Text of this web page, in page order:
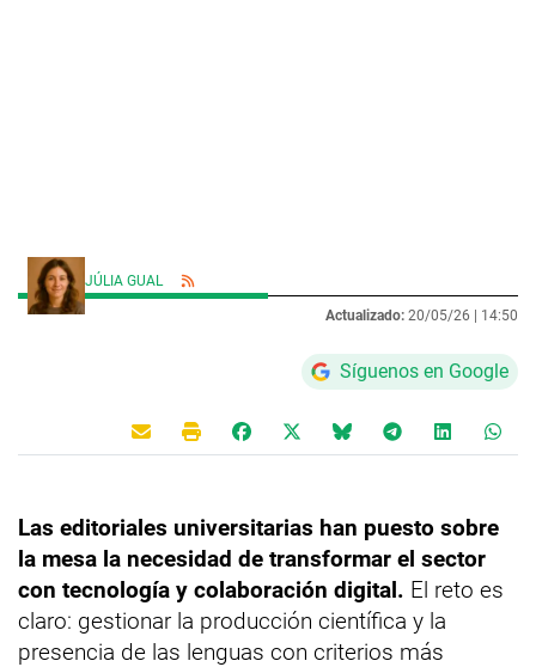
JÚLIA GUAL
Actualizado: 20/05/26 | 14:50
Síguenos en Google
Las editoriales universitarias han puesto sobre
la mesa la necesidad de transformar el sector
con tecnología y colaboración digital. El reto es
claro: gestionar la producción científica y la
presencia de las lenguas con criterios más